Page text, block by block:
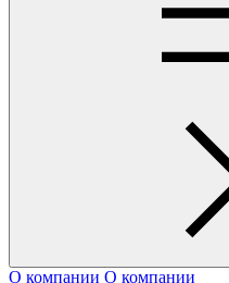
О компании О компании